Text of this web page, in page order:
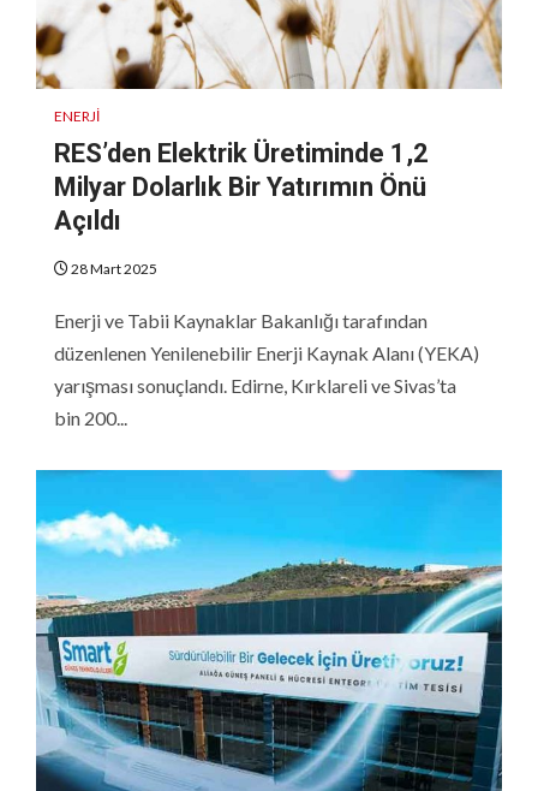
ENERJI
RES’den Elektrik Üretiminde 1,2
Milyar Dolarlık Bir Yatırımın Önü
Açıldı
28 Mart 2025
Enerji ve Tabii Kaynaklar Bakanlığı tarafından
düzenlenen Yenilenebilir Enerji Kaynak Alanı (YEKA)
yarışması sonuçlandı. Edirne, Kırklareli ve Sivas’ta
bin 200...